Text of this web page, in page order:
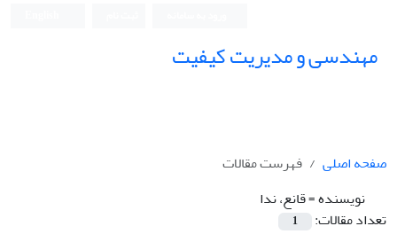
مهندسی و مدیریت کیفیت
صفحه اصلی
فهرست مقالات
نویسنده =قانع، ندا
تعداد مقالات:
1